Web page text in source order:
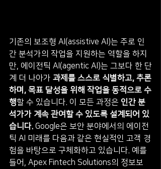
기존의 보조형 AI(assistive AI)는 주로 인
간 분석가의 작업을 지원하는 역할을 하지
만, 에이전틱 AI(agentic AI)는 그보다 한 단
계 더 나아가 과제를 스스로 식별하고, 추론
하며, 목표 달성을 위해 작업을 동적으로 수
행할 수 있습니다. 이 모든 과정은 인간 분
석가가 계속 관여할 수 있도록 설계되어 있
습니다. Google은 보안 분야에서의 에이전
틱 AI 미래를 다음과 같은 현실적인 고객 경
험을 바탕으로 구체화하고 있습니다. 예를
들어, Apex Fintech Solutions의 정보보